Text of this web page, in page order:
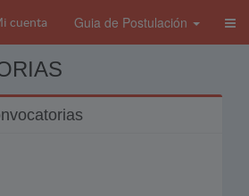
cuenta Guia de Postulación